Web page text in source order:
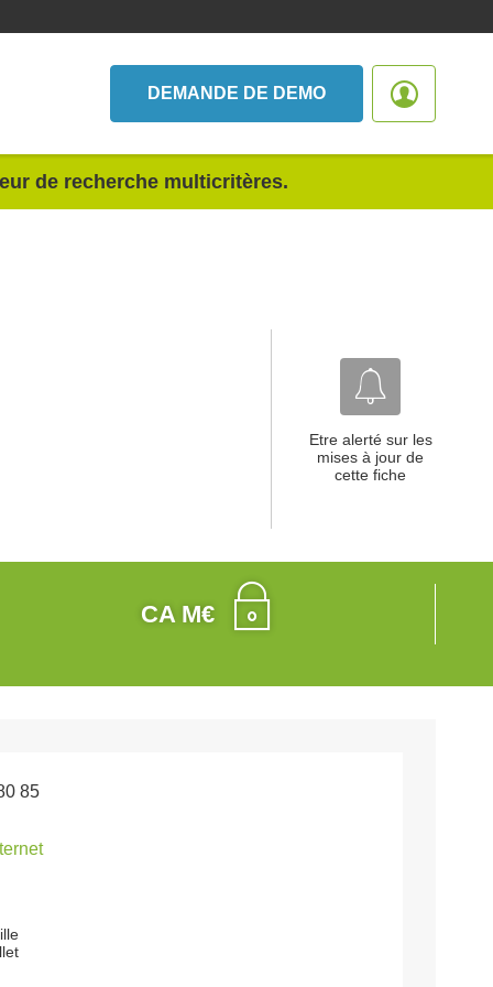
DEMANDE DE DEMO
de recherche multicritères.
Etre alerté sur les
mises à jour de
cette fiche
CA M€
85